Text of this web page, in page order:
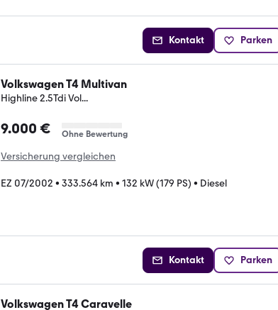
Kontakt Parken
Volkswagen T4 Multivan
Highline 2.5Tdi Vol...
9.000 € Ohne Bewertung
Versicherung vergleichen
EZ 07/2002 • 333.564 km • 132 kW (179 PS) • Diesel
Kontakt Parken
Volkswagen T4 Caravelle